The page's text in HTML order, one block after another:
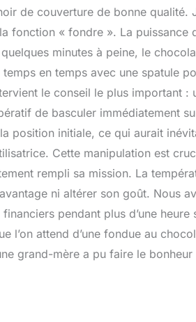
de couverture de bonne qualité.
fonction « fondre ». La
minutes à peine, le
en temps avec une spatule
le conseil le plus important
de basculer immédiatement
position initiale, ce qui aurait
Cette manipulation est
rempli sa mission. La
ni altérer son goût. Nous
pendant plus d’une heure
l’on attend d’une fondue au
grand-mère a pu faire le